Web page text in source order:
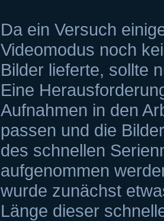
Da ein Versuch
Videomodus noch
Bilder lieferte, sollte
Eine
Aufnahmen in den
passen und die
des schnellen
aufgenommen
wurde zunächst
Länge dieser